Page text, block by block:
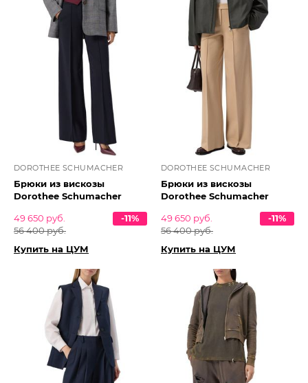
DOROTHEE SCHUMACHER
Брюки из вискозы
Dorothee Schumacher
49 650 руб.
56 400 руб.
-11%
Купить на ЦУМ
DOROTHEE SCHUMACHER
Брюки из вискозы
Dorothee Schumacher
49 650 руб.
56 400 руб.
-11%
Купить на ЦУМ